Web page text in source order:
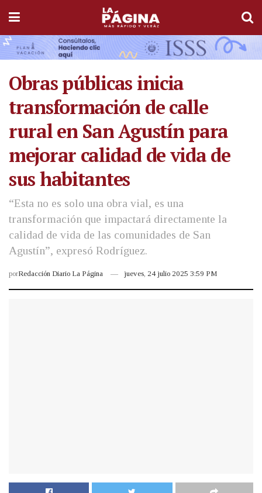
Obras públicas inicia
transformación de calle
rural en San Agustín para
mejorar calidad de vida de
sus habitantes
“Esta no es solo una obra vial, es una
transformación que impactará directamente la
calidad de vida de las comunidades de San
Agustín”, expresó Rodríguez.
porRedacción Diario La Página jueves, 24 julio 2025 3:59 PM